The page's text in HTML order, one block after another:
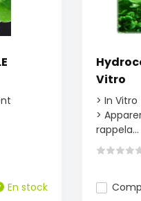
En stock
Vitro
> In Vitro
>
rappela...